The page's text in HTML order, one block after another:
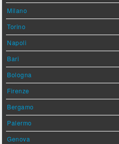
Milano
Torino
Napoli
Bari
Bologna
Firenze
Bergamo
Palermo
Genova